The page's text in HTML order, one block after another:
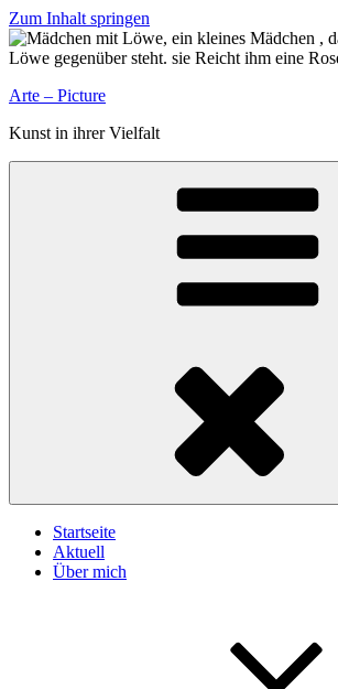
Zum Inhalt springen
Arte – Picture
Kunst in ihrer Vielfalt
Startseite
Aktuell
Über mich